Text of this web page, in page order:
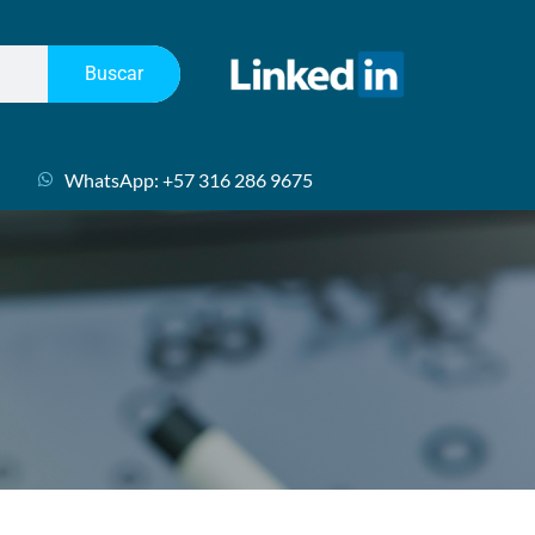
Buscar
WhatsApp: +57 316 286 9675